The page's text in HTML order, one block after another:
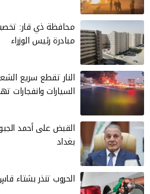
مبادرة رئيس الوزراء
النار تقطع سريع
السيارات وانفجارات
القبض على أحمد
بغداد
الحروب تنذر بشتاء